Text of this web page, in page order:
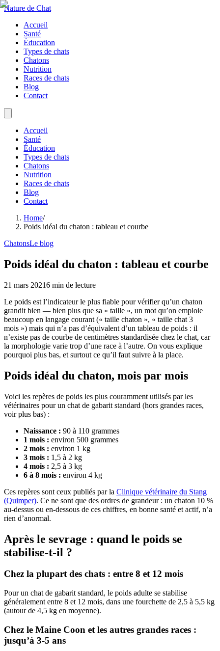
Nature de Chat
Accueil
Santé
Éducation
Types de chats
Chatons
Nutrition
Races de chats
Blog
Contact
Accueil
Santé
Éducation
Types de chats
Chatons
Nutrition
Races de chats
Blog
Contact
Home/
Poids idéal du chaton : tableau et courbe
ChatonsLe blog
Poids idéal du chaton : tableau et courbe
21 mars 20216 min de lecture
Le poids est l’indicateur le plus fiable pour vérifier qu’un chaton
grandit bien — bien plus que sa « taille », un mot qu’on emploie
beaucoup en langage courant (« taille chaton », « taille chat 3
mois ») mais qui n’a pas d’équivalent d’un tableau de poids : il
n’existe pas de courbe de centimètres standardisée chez le chat, car
la morphologie varie trop d’une race à l’autre. On vous explique
pourquoi plus bas, et surtout ce qu’il faut suivre à la place.
Poids idéal du chaton, mois par mois
Voici les repères de poids les plus couramment utilisés par les
vétérinaires pour un chat de gabarit standard (hors grandes races,
voir plus bas) :
Naissance : 90 à 110 grammes
1 mois : environ 500 grammes
2 mois : environ 1 kg
3 mois : 1,5 à 2 kg
4 mois : 2,5 à 3 kg
6 à 8 mois : environ 4 kg
Ces repères sont ceux publiés par la Clinique vétérinaire du Stang
(Quimper). Ce ne sont que des ordres de grandeur : un chaton 10 %
au-dessus ou en-dessous de ces chiffres, en bonne santé et actif, n’a
rien d’anormal.
Après le sevrage : quand le poids se
stabilise-t-il ?
Chez la plupart des chats : entre 8 et 12 mois
Pour un chat de gabarit standard, le poids adulte se stabilise
généralement entre 8 et 12 mois, dans une fourchette de 2,5 à 5,5 kg
(autour de 4,5 kg en moyenne).
Chez le Maine Coon et les autres grandes races :
jusqu’à 3-5 ans